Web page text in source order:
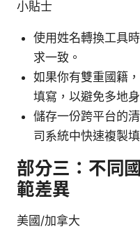
小貼士
使用姓名轉換工具
求一致。
如果你有雙重國籍
填寫，以避免多地
儲存一份跨平台的
司系統中快速複製填
部分三：不同
範差異
美國/加拿大